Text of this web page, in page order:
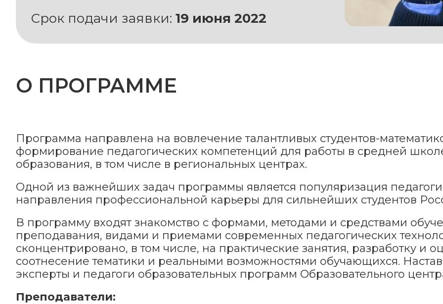
Срок подачи заявки: 19 июня 2022
О ПРОГРАММЕ
Программа направлена на вовлечение талантливых студентов-
формирование педагогических компетенций для работы в средней
образования, в том числе в региональных центрах.
Одной из важнейших задач программы является популяризация
направления профессиональной карьеры для сильнейших студентов
В программу входят знакомство с формами, методами и средствами
преподавания, видами и приемами современных педагогических
сконцентрировано, в том числе, на практические занятия, разработку и
соотнесение тематики и реальными возможностями обучающихся.
эксперты и педагоги образовательных программ Образовательного
Преподаватели: